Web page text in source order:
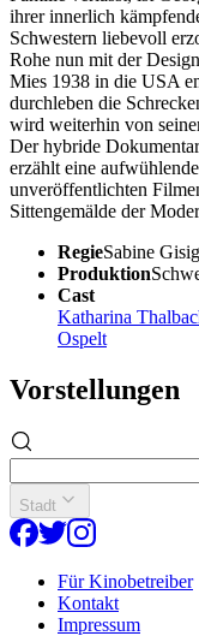
ihrer innerlich
Schwestern liebevoll
Rohe nun mit der
Mies 1938 in die USA
durchleben die
wird weiterhin von
Der hybride
erzählt eine
unveröffentlichten
Sittengemälde der
RegieSabine
Produktion
Cast
Katharina
Ospelt
Vorstellungen
Stadt
Für Kinobetreiber
Kontakt
Impressum